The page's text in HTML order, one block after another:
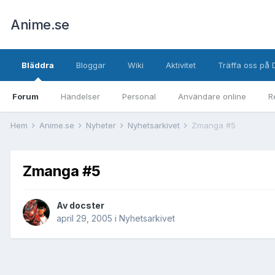
Anime.se
Bläddra
Forum Händelser Personal Användare online
Bloggar Wiki Aktivitet Träffa oss på
Hem Anime.se Nyheter Nyhetsarkivet Zmanga #5
Zmanga #5
Av docster
april 29, 2005 i Nyhetsarkivet